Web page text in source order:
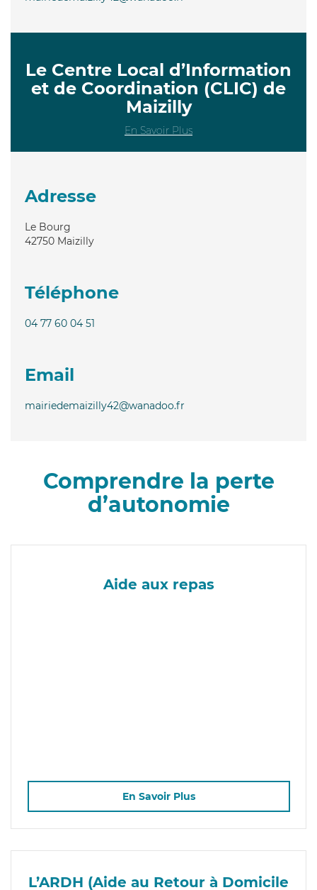
Le Centre Local d’Information
et de Coordination (CLIC) de
Maizilly
En Savoir Plus
Adresse
Le Bourg
42750 Maizilly
Téléphone
04 77 60 04 51
Email
mairiedemaizilly42@wanadoo.fr
Comprendre la perte
d’autonomie
Aide aux repas
En Savoir Plus
L’ARDH (Aide au Retour à Domicile